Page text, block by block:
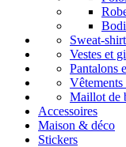
Sweat-
Vestes et
Pantalons
Vêtements
Maillot de
Accessoires
Maison & déco
Stickers